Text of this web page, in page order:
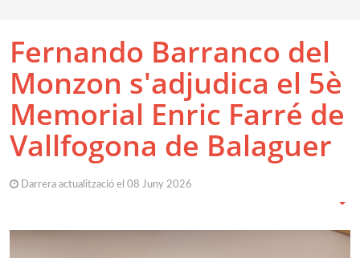
Fernando Barranco del
Monzon s'adjudica el 5è
Memorial Enric Farré de
Vallfogona de Balaguer
Darrera actualització el 08 Juny 2026